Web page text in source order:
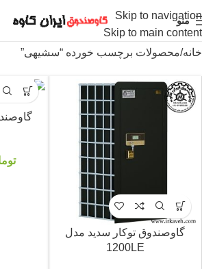
Skip to navigation
Skip to main content
منو
خانه محصولات برچسب خورده “سشیهی”
گاوصندوق توکار سدید مدل
1200LE